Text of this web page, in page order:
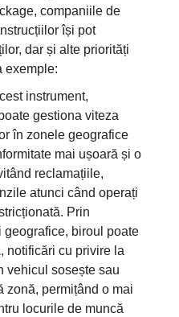
companiile de
își pot
dar și alte priorități
exemple:
instrument,
gestiona viteza
în zonele geografice
mai ușoară și o
reclamațiile,
atunci când operați
Prin
biroul poate
notificări cu privire la
vehicul sosește sau
zonă, permițând o mai
locurile de muncă